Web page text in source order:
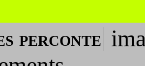
perconte